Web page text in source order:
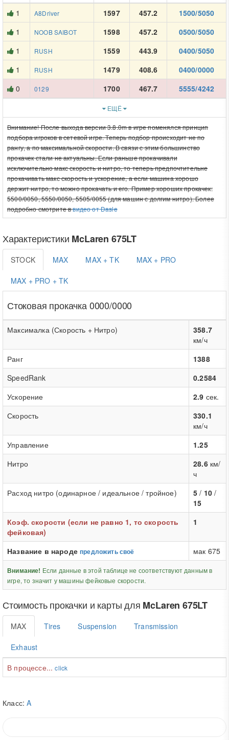
1
A8Driver 1597 457.2
1500/5050
1
NOOB SAIBOT 1598 457.2
0500/5050
1
RUSH 1559 443.9
0400/5050
1
RUSH 1479 408.6
0400/0000
0
0129 1700 467.7 5555/4242
ЕЩЁ
Внимание! После выхода версии 3.8.0m в игре поменялся принцип
подбора игроков в сетевой игре. Теперь подбор происходит не по
рангу, а по максимальной скорости. В связи с этим большинство
прокачек стали не актуальны. Если раньше прокачивали
исключительно макс скорость и нитро, то теперь предпочтительне
прокачивать макс скорость и ускорение, а если машина хорошо
держит нитро, то можно прокачать и его. Пример хороших прокачек:
5500/0050, 5550/0050, 5505/0055 (для машин с долгим нитро). Более
подробно смотрите ввидео от Dasle
Характеристики McLaren 675LT
STOCK MAX MAX + TK MAX + PRO
MAX + PRO + TK
Стоковая прокачка 0000/0000
Максималка (Скорость + Нитро)
358.7
км/ч
Ранг
1388
SpeedRank
0.2584
Ускорение
2.9 сек.
Скорость
330.1
км/ч
Управление
1.25
Нитро
28.6км/
ч
Расход нитро (одинарное / идеальное / тройное)
5 / 10 /
15
Коэф. скорости (если не равно 1, то скорость
фейковая)
1
Название в народепредложить своё мак 675
Внимание! Если данные в этой таблице не соответствуют данным в
игре, то значит у машины фейковые скорости.
Стоимость прокачки и карты для McLaren 675LT
MAX Tires Suspension Transmission
Exhaust
В процессе...click
Класс:A